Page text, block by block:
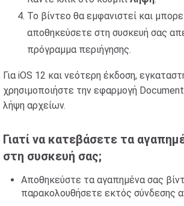
Το βίντεο θα εμφανιστεί και
αποθηκεύσετε στη συσκευή σας
πρόγραμμα περιήγησης.
Για iOS 12 και νεότερη έκδοση,
χρησιμοποιήστε την εφαρμογή
λήψη αρχείων.
Γιατί να κατεβάσετε τα
στη συσκευή σας;
Αποθηκεύστε τα αγαπημένα σας
παρακολουθήσετε εκτός σύνδεσης